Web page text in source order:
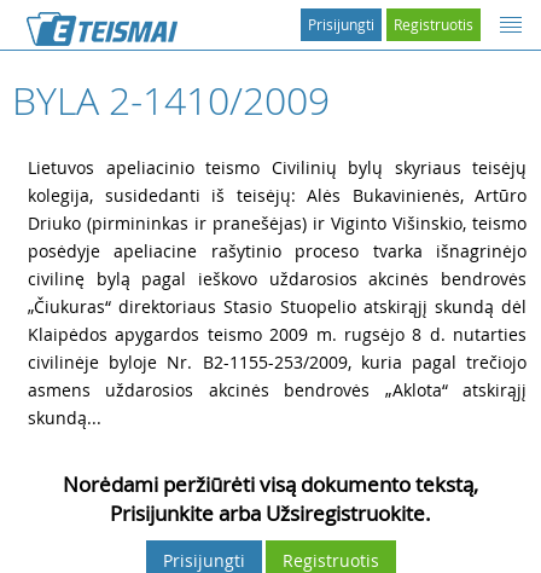
Registruotis
Prisijungti
BYLA 2-1410/2009
Lietuvos apeliacinio teismo Civilinių bylų skyriaus teisėjų
kolegija, susidedanti iš teisėjų: Alės Bukavinienės, Artūro
Driuko (pirmininkas ir pranešėjas) ir Viginto Višinskio, teismo
posėdyje apeliacine rašytinio proceso tvarka išnagrinėjo
civilinę bylą pagal ieškovo uždarosios akcinės bendrovės
„Čiukuras“ direktoriaus Stasio Stuopelio atskirąjį skundą dėl
Klaipėdos apygardos teismo 2009 m. rugsėjo 8 d. nutarties
civilinėje byloje Nr. B2-1155-253/2009, kuria pagal trečiojo
asmens uždarosios akcinės bendrovės „Aklota“ atskirąjį
skundą...
Norėdami peržiūrėti visą dokumento tekstą,
Prisijunkite arba Užsiregistruokite.
Prisijungti Registruotis